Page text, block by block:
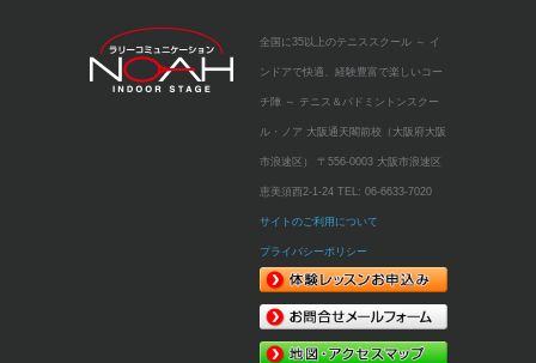
全国に35以上のテニススクール ～ イ
ンドアで快適、経験豊富で楽しいコー
チ陣 ～ テニス＆バドミントンスクー
ル・ノア 大阪通天閣前校（大阪府大阪
市浪速区） 〒556-0003 大阪市浪速区
恵美須西2-1-24 TEL: 06-6633-7020
サイトのご利用について
プライバシーポリシー